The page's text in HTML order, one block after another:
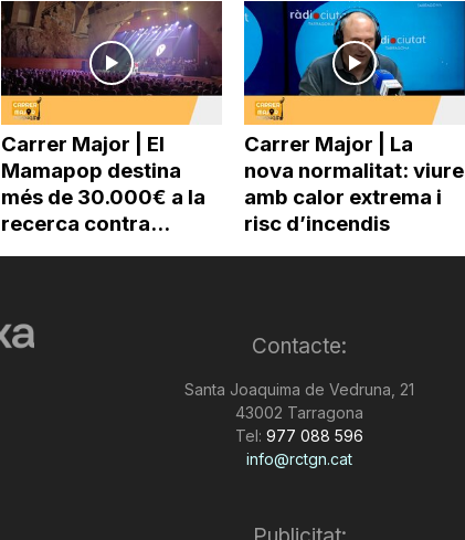
Carrer Major | El
Mamapop destina
més de 30.000€ a la
recerca contra...
Carrer Major | La
nova normalitat: viure
amb calor extrema i
risc d’incendis
Contacte:
Santa Joaquima de Vedruna, 21
43002 Tarragona
Tel: 977 088 596
info@rctgn.cat